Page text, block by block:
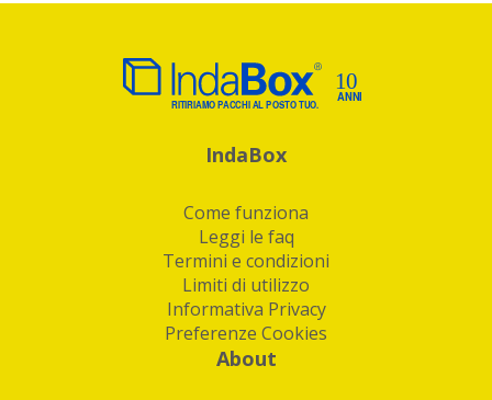
IndaBox
Come funziona
Leggi le faq
Termini e condizioni
Limiti di utilizzo
Informativa Privacy
Preferenze Cookies
About